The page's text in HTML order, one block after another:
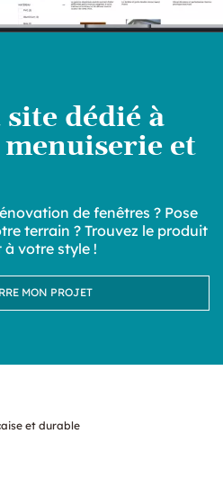
site dédié à
et
de fenêtres ? Pose
terrain ? Trouvez le produit
votre style !
MON PROJET
et durable